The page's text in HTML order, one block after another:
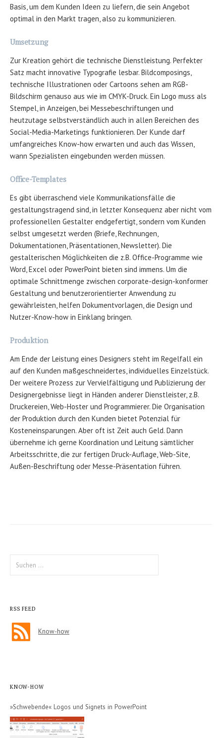
Basis, um dem Kunden Ideen zu liefern, die sein Angebot
optimal in den Markt tragen, also zu kommunizieren.
Umsetzung
Zur Kreation gehört die technische Dienstleistung. Perfekter
Satz macht innovative Typografie lesbar. Bildcomposings,
technische Illustrationen oder Cartoons sehen am RGB-
Bildschirm genauso aus wie im CMYK-Druck. Ein Logo muss als
Stempel, in Anzeigen, bei Messebeschriftungen und
heutzutage selbstverständlich auch in allen Bereichen des
Social-Media-Marketings funktionieren. Der Kunde darf
umfangreiches Know-how erwarten und auch das Wissen,
wann Spezialisten eingebunden werden müssen.
Office-Templates
Es gibt überraschend viele Kommunikationsfälle die
gestaltungstragend sind, in letzter Konsequenz aber nicht vom
professionellen Gestalter endgefertigt, sondern vom Kunden
selbst umgesetzt werden (Briefe, Rechnungen,
Dokumentationen, Präsentationen, Newsletter). Die
gestalterischen Möglichkeiten die z.B. Office-Programme wie
Word, Excel oder PowerPoint bieten sind immens. Um die
optimale Schnittmenge zwischen corporate-design-konformer
Gestaltung und benutzerorientierter Anwendung zu
gewährleisten, helfen Dokumentvorlagen, die Design und
Nutzer-Know-how in Einklang bringen.
Produktion
Am Ende der Leistung eines Designers steht im Regelfall ein
auf den Kunden maßgeschneidertes, individuelles Einzelstück.
Der weitere Prozess zur Vervielfältigung und Publizierung der
Designergebnisse liegt in Händen anderer Dienstleister, z.B.
Druckereien, Web-Hoster und Programmierer. Die Organisation
der Produktion durch den Kunden bietet Potenzial für
Kosteneinsparungen. Aber oft ist Zeit auch Geld. Dann
übernehme ich gerne Koordination und Leitung sämtlicher
Arbeitsschritte, die zur fertigen Druck-Auflage, Web-Site,
Außen-Beschriftung oder Messe-Präsentation führen.
nach:
RSS FEED
Know-how
KNOW-HOW
»Schwebende« Logos und Signets in PowerPoint